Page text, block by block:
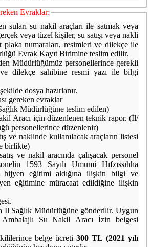
Evraklar:
suları su nakil araçları ile satmak veya
veya tüzel kişiler, su satışı veya nakli
plaka numaraları, resimleri ve dilekçe ile
Evrak Kayıt Birimine teslim edilir.
Müdürlüğümüz personellerince gerekli
ve dilekçe sahibine resmi yazı ile bilgi
dosya hazırlanır.
gereken evraklar
Müdürlüğüne teslim edilen)
Aracı için düzenlenen teknik rapor. (İl/
personellerince düzenlenir)
ve naklinde kullanılacak araçların listesi
birlikte)
1593 Sayılı Umumi Hıfzıssıhha
hijyen eğitimi aldığına ilişkin bilgi ve
eğitimine müracaat edildiğine ilişkin
İl Sağlık Müdürlüğüne gönderilir. Uygun
Ambalajlı Su Nakil Aracı İzin belgesi
belge ücreti 300 TL (2021 yılı